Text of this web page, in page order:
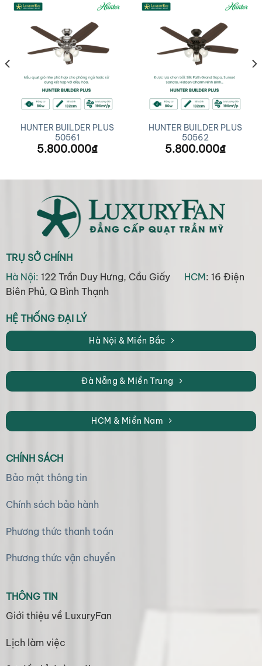
HUNTER BUILDER PLUS
50561
5.800.000₫
HUNTER BUILDER PLUS
50562
5.800.000₫
TRỤ SỞ CHÍNH
Hà Nội: 122 Trần Duy Hưng, Cầu Giấy HCM: 16 Điện
Biên Phủ, Q Bình Thạnh
HỆ THỐNG ĐẠI LÝ
Hà Nội & Miền Bắc
Đà Nẵng & Miền Trung
HCM & Miền Nam
CHÍNH SÁCH
Bảo mật thông tin
Chính sách bảo hành
Phương thức thanh toán
Phương thức vận chuyển
THÔNG TIN
Giới thiệu về LuxuryFan
Lịch làm việc